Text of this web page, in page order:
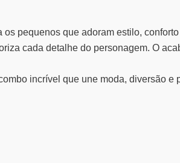
pequenos que adoram estilo,
cada detalhe do personagem. O
incrível que une moda, diversão e